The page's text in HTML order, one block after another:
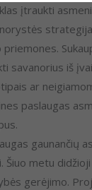
įtraukti
iš
ar
paslaugas
gaunančių
Šiuo metu
gerėjimo.